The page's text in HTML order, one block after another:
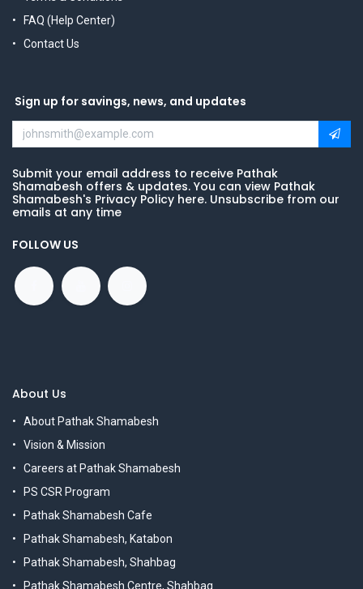
FAQ (Help Center)
Contact Us
Sign up for savings, news, and updates
Submit your email address to receive Pathak
Shamabesh offers & updates. You can view Pathak
Shamabesh's Privacy Policy here. Unsubscribe from our
emails at any time
FOLLOW US
About Us
About Pathak Shamabesh
Vision & Mission
Careers at Pathak Shamabesh
PS CSR Program
Pathak Shamabesh Cafe
Pathak Shamabesh, Katabon
Pathak Shamabesh, Shahbag
Pathak Shamabesh Centre, Shahbag